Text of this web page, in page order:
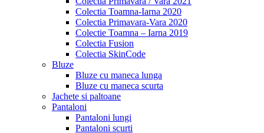
Colectia Toamna-Iarna 2020
Colectia Primavara-Vara 2020
Colectie Toamna – Iarna 2019
Colectia Fusion
Colectia SkinCode
Bluze
Bluze cu maneca lunga
Bluze cu maneca scurta
Jachete si paltoane
Pantaloni
Pantaloni lungi
Pantaloni scurti